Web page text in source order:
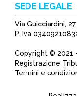
SEDE LEGALE
Via Guicciardini,
P. Iva
Copyright © 2021
Registrazione
Termini e